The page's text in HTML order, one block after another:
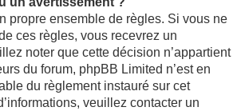
propre ensemble de règles. Si vous ne
ces règles, vous recevrez un
noter que cette décision n’appartient
du forum, phpBB Limited n’est en
du règlement instauré sur cet
veuillez contacter un